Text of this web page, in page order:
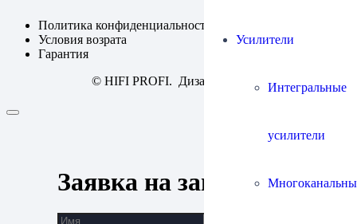
Усилители
Интегральные
усилители
Политика конфиденциальности
Условия возрата
Гарантия
© HIFI PROFI. Дизайн:
Заявка на запись